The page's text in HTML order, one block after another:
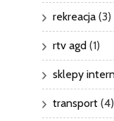
rekreacja (3)
rtv agd (1)
sklepy
transport (4)